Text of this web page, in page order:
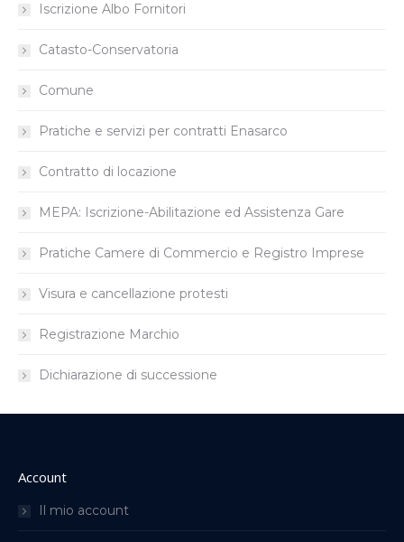
Iscrizione Albo Fornitori
Catasto-Conservatoria
Comune
Pratiche e servizi per contratti Enasarco
Contratto di locazione
MEPA: Iscrizione-Abilitazione ed Assistenza Gare
Pratiche Camere di Commercio e Registro Imprese
Visura e cancellazione protesti
Registrazione Marchio
Dichiarazione di successione
Account
Il mio account